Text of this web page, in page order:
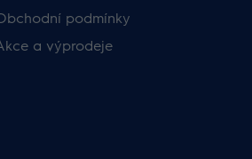
podmínky
a výprodeje